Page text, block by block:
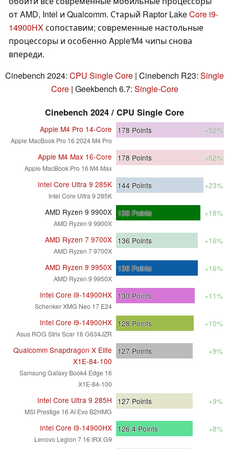
от AMD, Intel и Qualcomm. Старый Raptor LakeCore i9-
14900HXсопоставим; современные настольные
процессоры и особенно Apple'M4 чипы снова
впереди.
Cinebench 2024: CPU Single Core | Cinebench R23: Single
Core| Geekbench 6.7: Single-Core
Cinebench 2024 / CPU Single Core
Apple M4 Pro 14-Core
Apple MacBook Pro 16 2024 M4 Pro
178 Points +52%
Apple M4 Max 16-Core
Apple MacBook Pro 16 M4 Max
178 Points +52%
Intel Core Ultra 9 285K
Intel Core Ultra 9 285K
144 Points +23%
AMD Ryzen 9 9900X
AMD Ryzen 9 9900X
138 Points +18%
AMD Ryzen 7 9700X
AMD Ryzen 7 9700X
136 Points +16%
AMD Ryzen 9 9950X
AMD Ryzen 9 9950X
136 Points +16%
Intel Core i9-14900HX
Schenker XMG Neo 17 E24
130 Points +11%
Intel Core i9-14900HX
Asus ROG Strix Scar 16 G634JZR
128 Points +10%
Qualcomm Snapdragon X Elite
X1E-84-100
Samsung Galaxy Book4 Edge 16
X1E-84-100
127 Points +9%
Intel Core Ultra 9 285H
MSI Prestige 16 AI Evo B2HMG
127 Points +9%
Intel Core i9-14900HX
Lenovo Legion 7 16 IRX G9
126.4 Points +8%